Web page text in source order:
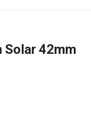
Solar 42mm